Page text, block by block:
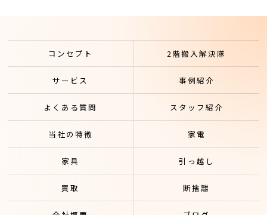
コンセプト 2階搬入解決隊
サービス 事例紹介
よくある質問 スタッフ紹介
当社の特徴 家電
家具 引っ越し
買取 断捨離